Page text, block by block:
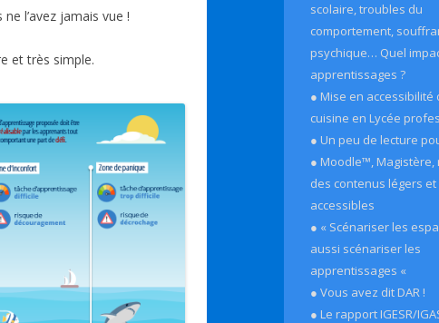
l’avez jamais vue !
et très simple.
scolaire, troubles du
comportement,
psychique… Quel
apprentissages ?
● Mise en accessibilité
cuisine en Lycée
● Un peu de lecture
● Moodle™, Magistère,
des contenus légers et
accessibles
● « Scénariser les
aussi scénariser les
apprentissages «
● Vous avez dit DAR !
● Le rapport IGESR/